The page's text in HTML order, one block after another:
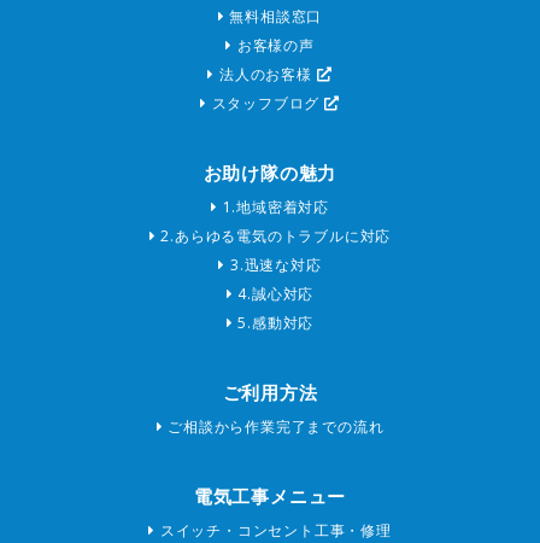
無料相談窓口
お客様の声
法人のお客様
スタッフブログ
お助け隊の魅力
1.地域密着対応
2.あらゆる電気のトラブルに対応
3.迅速な対応
4.誠心対応
5.感動対応
ご利用方法
ご相談から作業完了までの流れ
電気工事メニュー
スイッチ・コンセント工事・修理